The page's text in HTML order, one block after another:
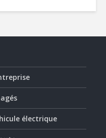
électrique